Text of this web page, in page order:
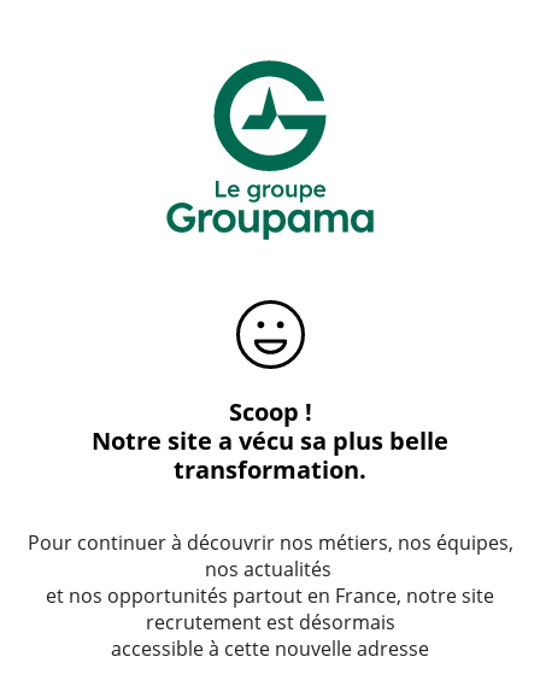
Scoop !
Notre site a vécu sa plus belle
transformation.
Pour continuer à découvrir nos métiers, nos équipes,
nos actualités
et nos opportunités partout en France, notre site
recrutement est désormais
accessible à cette nouvelle adresse